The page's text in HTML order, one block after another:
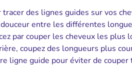
des lignes guides sur vos
entre les différentes
par couper les cheveux les plus
coupez des longueurs plus
ligne guide pour éviter de couper